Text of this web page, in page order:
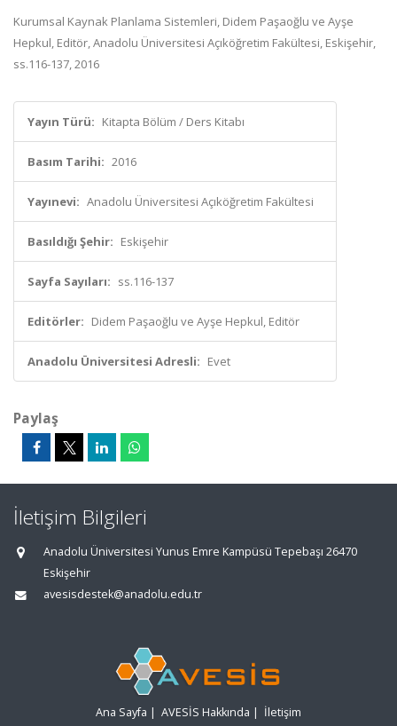
Kurumsal Kaynak Planlama Sistemleri, Didem Paşaoğlu ve Ayşe
Hepkul, Editör, Anadolu Üniversitesi Açıköğretim Fakültesi, Eskişehir,
ss.116-137, 2016
Yayın Türü: Kitapta Bölüm / Ders Kitabı
Basım Tarihi: 2016
Yayınevi: Anadolu Üniversitesi Açıköğretim Fakültesi
Basıldığı Şehir: Eskişehir
Sayfa Sayıları: ss.116-137
Editörler: Didem Paşaoğlu ve Ayşe Hepkul, Editör
Anadolu Üniversitesi Adresli: Evet
Paylaş
İletişim Bilgileri
Anadolu Üniversitesi Yunus Emre Kampüsü Tepebaşı 26470
Eskişehir
avesisdestek@anadolu.edu.tr
Ana Sayfa | AVESİS Hakkında | İletişim